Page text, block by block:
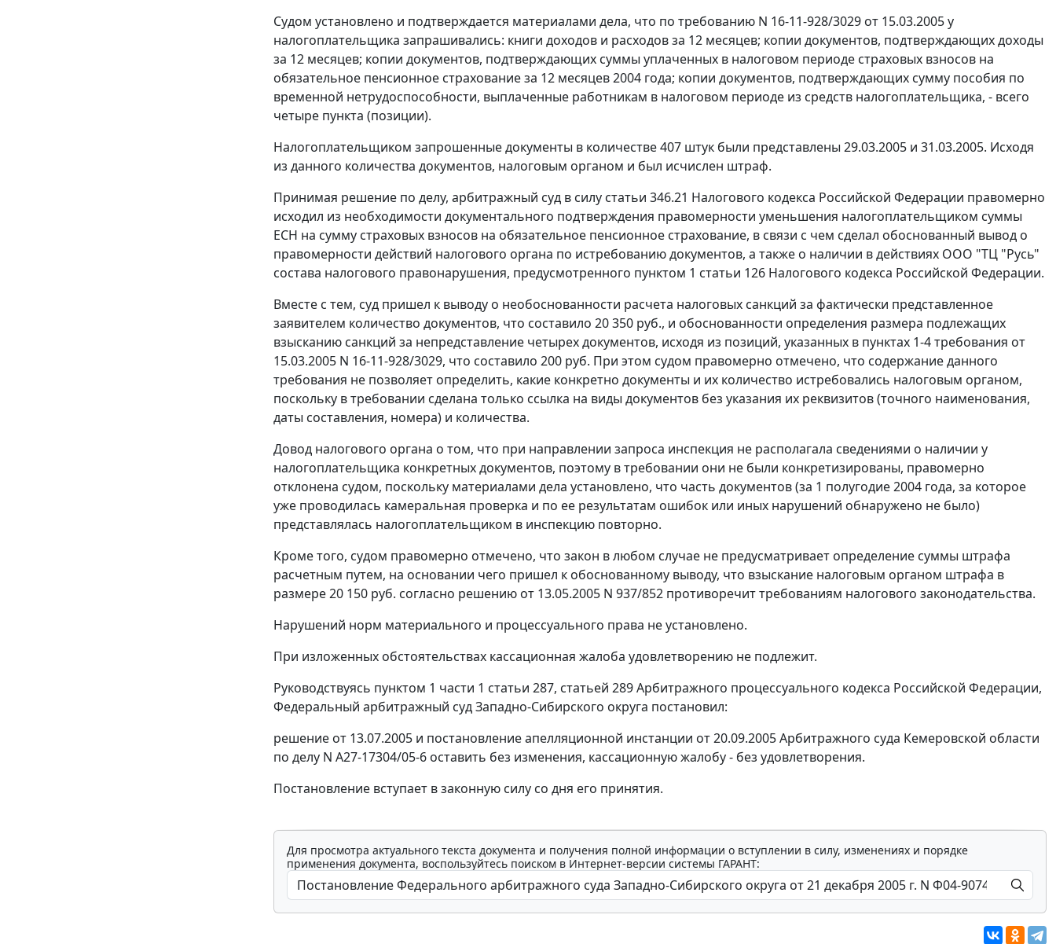
Судом установлено и подтверждается материалами дела, что по требованию N 16-11-928/3029 от 15.03.2005 у
налогоплательщика запрашивались: книги доходов и расходов за 12 месяцев; копии документов, подтверждающих доходы
за 12 месяцев; копии документов, подтверждающих суммы уплаченных в налоговом периоде страховых взносов на
обязательное пенсионное страхование за 12 месяцев 2004 года; копии документов, подтверждающих сумму пособия по
временной нетрудоспособности, выплаченные работникам в налоговом периоде из средств налогоплательщика, - всего
четыре пункта (позиции).
Налогоплательщиком запрошенные документы в количестве 407 штук были представлены 29.03.2005 и 31.03.2005. Исходя
из данного количества документов, налоговым органом и был исчислен штраф.
Принимая решение по делу, арбитражный суд в силу статьи 346.21 Налогового кодекса Российской Федерации правомерно
исходил из необходимости документального подтверждения правомерности уменьшения налогоплательщиком суммы
ЕСН на сумму страховых взносов на обязательное пенсионное страхование, в связи с чем сделал обоснованный вывод о
правомерности действий налогового органа по истребованию документов, а также о наличии в действиях ООО "ТЦ "Русь"
состава налогового правонарушения, предусмотренного пунктом 1 статьи 126 Налогового кодекса Российской Федерации.
Вместе с тем, суд пришел к выводу о необоснованности расчета налоговых санкций за фактически представленное
заявителем количество документов, что составило 20 350 руб., и обоснованности определения размера подлежащих
взысканию санкций за непредставление четырех документов, исходя из позиций, указанных в пунктах 1-4 требования от
15.03.2005 N 16-11-928/3029, что составило 200 руб. При этом судом правомерно отмечено, что содержание данного
требования не позволяет определить, какие конкретно документы и их количество истребовались налоговым органом,
поскольку в требовании сделана только ссылка на виды документов без указания их реквизитов (точного наименования,
даты составления, номера) и количества.
Довод налогового органа о том, что при направлении запроса инспекция не располагала сведениями о наличии у
налогоплательщика конкретных документов, поэтому в требовании они не были конкретизированы, правомерно
отклонена судом, поскольку материалами дела установлено, что часть документов (за 1 полугодие 2004 года, за которое
уже проводилась камеральная проверка и по ее результатам ошибок или иных нарушений обнаружено не было)
представлялась налогоплательщиком в инспекцию повторно.
Кроме того, судом правомерно отмечено, что закон в любом случае не предусматривает определение суммы штрафа
расчетным путем, на основании чего пришел к обоснованному выводу, что взыскание налоговым органом штрафа в
размере 20 150 руб. согласно решению от 13.05.2005 N 937/852 противоречит требованиям налогового законодательства.
Нарушений норм материального и процессуального права не установлено.
При изложенных обстоятельствах кассационная жалоба удовлетворению не подлежит.
Руководствуясь пунктом 1 части 1 статьи 287, статьей 289Арбитражного процессуального кодекса Российской Федерации,
Федеральный арбитражный суд Западно-Сибирского округа постановил:
решение от 13.07.2005 и постановление апелляционной инстанции от 20.09.2005 Арбитражного суда Кемеровской области
по делу N А27-17304/05-6 оставить без изменения, кассационную жалобу - без удовлетворения.
Постановление вступает в законную силу со дня его принятия.
Для просмотра актуального текста документа и получения полной информации о вступлении в силу, изменениях и порядке
применения документа, воспользуйтесь поиском в Интернет-версии системы ГАРАНТ: